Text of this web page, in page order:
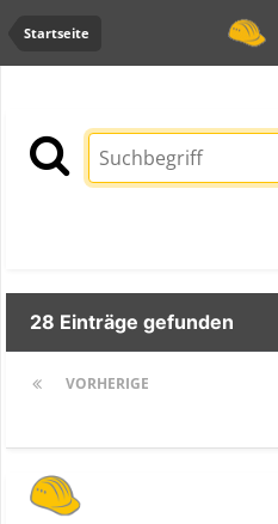
Startseite
28 Einträge gefunden
VORHERIGE